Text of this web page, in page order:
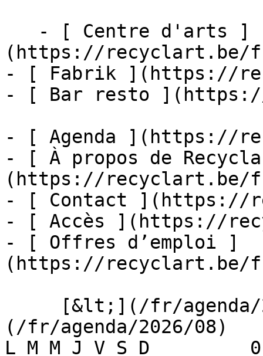
(https://recyclart.be/
- [ Fabrik ](https://
- [ Bar resto
- [ Agenda ](https://
- [ À propos de
(https://recyclart.be/
- [ Contact ](https://
- [ Accès ](https://
- [ Offres d’emploi ]
(https://recyclart.be/
(/fr/agenda/2026/08)
L M M J V S D